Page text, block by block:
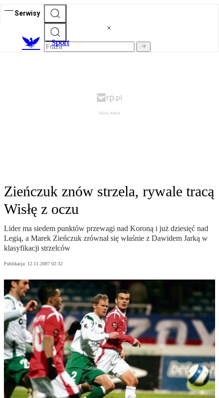
Serwisy
Sport
Zieńczuk znów strzela, rywale tracą
Wisłę z oczu
Lider ma siedem punktów przewagi nad Koroną i już dziesięć nad
Legią, a Marek Zieńczuk zrównał się właśnie z Dawidem Jarką w
klasyfikacji strzelców
Publikacja: 12.11.2007 02:32